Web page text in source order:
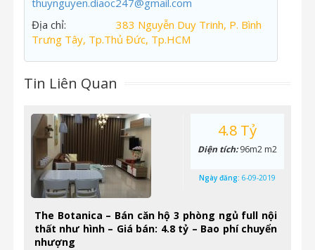
thuynguyen.diaoc247@gmail.com
Địa chỉ:
383 Nguyễn Duy Trinh, P. Bình
Trưng Tây, Tp.Thủ Đức, Tp.HCM
Tin Liên Quan
The Botanica – Bán căn hộ 3 phòng ngủ full nội
thất như hình – Giá bán: 4.8 tỷ – Bao phí chuyển
nhượng
4.8 Tỷ
Diện tích:96m2 m2
Ngày đăng: 6-09-2019